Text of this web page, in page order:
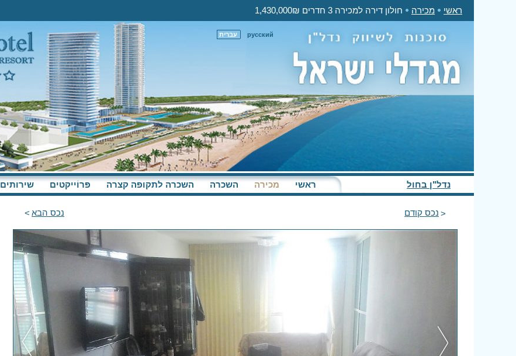
ראשי מכירה חולון דירה למכירה 3 חדרים 1,430,000₪
עברית русский
נדל"ן בחול ראשי מכירה השכרה השכרה לתקופה קצרה פּרוֹייקטים שירותים
נכס קודם נכס הבא